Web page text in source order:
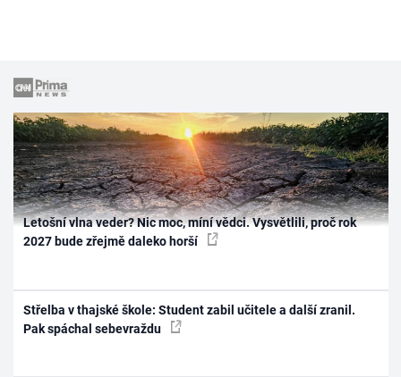
Letošní vlna veder? Nic moc, míní vědci. Vysvětlili, proč rok
2027 bude zřejmě daleko horší
Střelba v thajské škole: Student zabil učitele a další zranil.
Pak spáchal sebevraždu